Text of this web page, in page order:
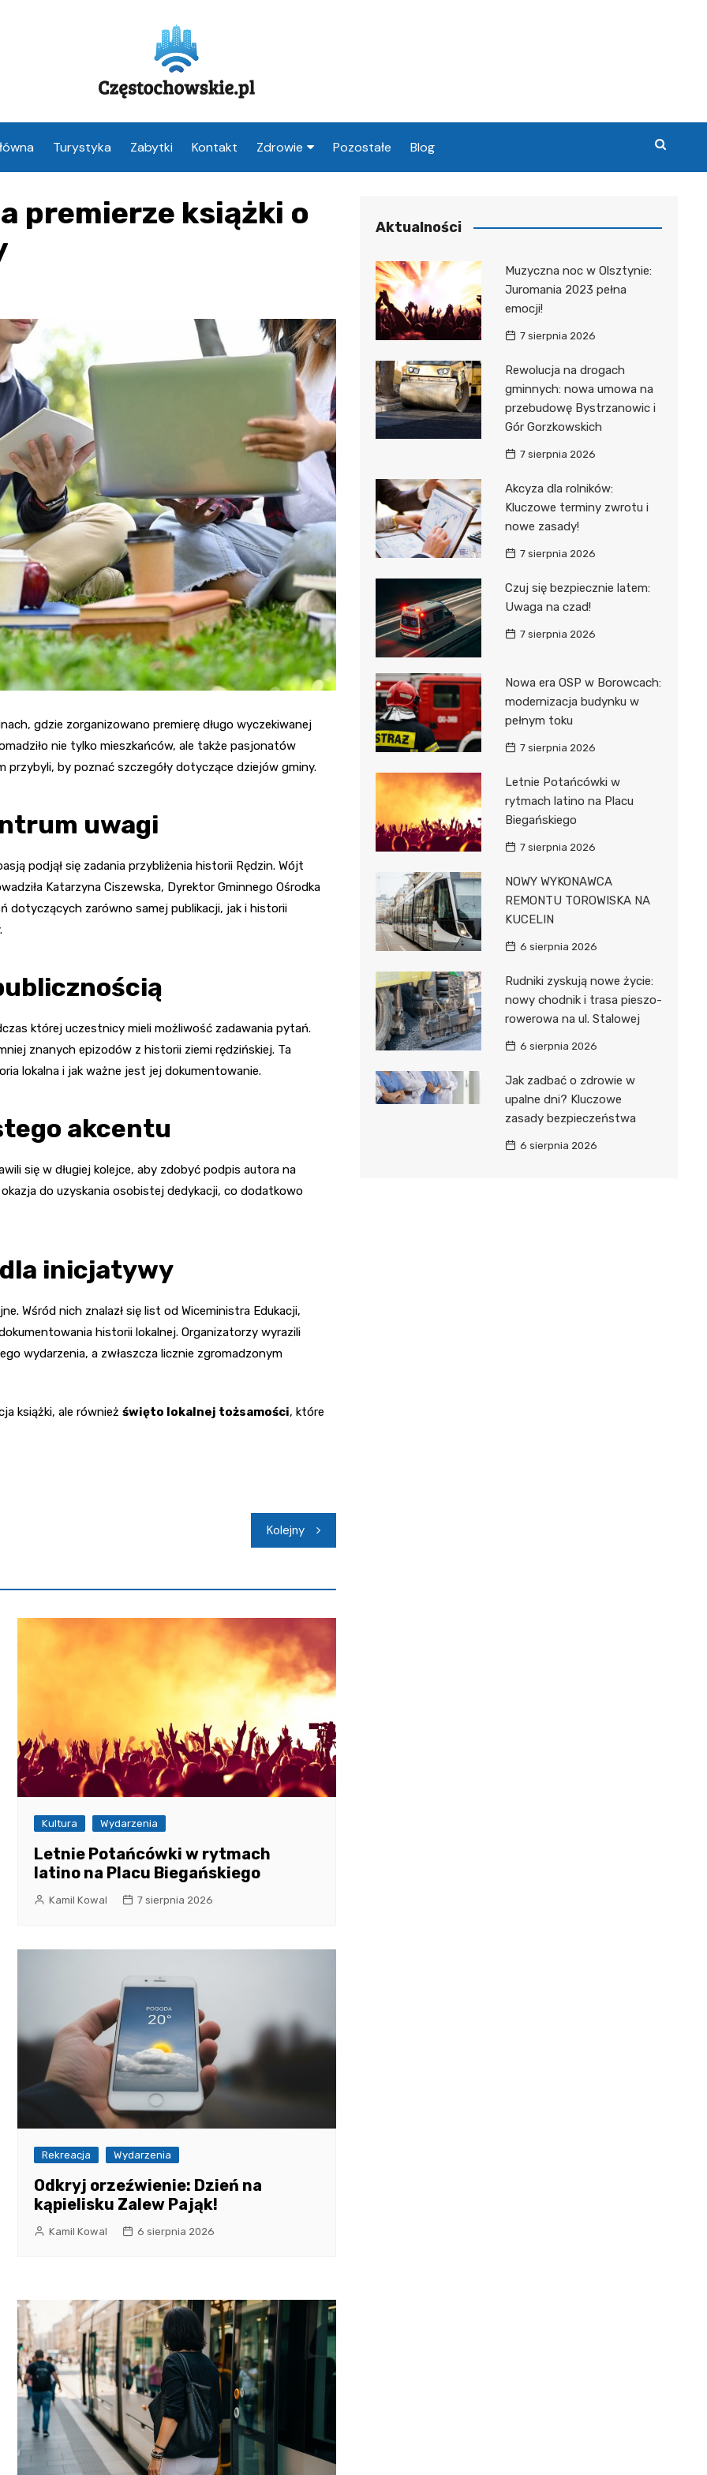
Turystyka Zabytki Kontakt Zdrowie
Weterynarz
Lekarz Częstochowa
Częstochowa
Pozostałe Blog
premierze książki o
gdzie zorganizowano premierę długo wyczekiwanej
nie tylko mieszkańców, ale także pasjonatów
by poznać szczegóły dotyczące dziejów gminy.
uwagi
podjął się zadania przybliżenia historii Rędzin. Wójt
Katarzyna Ciszewska, Dyrektor Gminnego Ośrodka
dotyczących zarówno samej publikacji, jak i historii
której uczestnicy mieli możliwość zadawania pytań.
znanych epizodów z historii ziemi rędzińskiej. Ta
lokalna i jak ważne jest jej dokumentowanie.
akcentu
się w długiej kolejce, aby zdobyć podpis autora na
do uzyskania osobistej dedykacji, co dodatkowo
inicjatywy
Wśród nich znalazł się list od Wiceministra Edukacji,
historii lokalnej. Organizatorzy wyrazili
wydarzenia, a zwłaszcza licznie zgromadzonym
książki, ale również święto lokalnej tożsamości, które
Kolejny
Kultura Wydarzenia
Letnie Potańcówki w rytmach
latino na Placu Biegańskiego
Kamil Kowal 7 sierpnia 2026
Rekreacja Wydarzenia
Odkryj orzeźwienie: Dzień na
kąpielisku Zalew Pająk!
Kamil Kowal 6 sierpnia 2026
Aktualności
Muzyczna noc w Olsztynie:
Juromania 2023 pełna
emocji!
7 sierpnia 2026
Rewolucja na drogach
gminnych: nowa umowa na
przebudowę Bystrzanowic i
Gór Gorzkowskich
7 sierpnia 2026
Akcyza dla rolników:
Kluczowe terminy zwrotu i
nowe zasady!
7 sierpnia 2026
Czuj się bezpiecznie latem:
Uwaga na czad!
7 sierpnia 2026
Nowa era OSP w Borowcach:
modernizacja budynku w
pełnym toku
7 sierpnia 2026
Letnie Potańcówki w
rytmach latino na Placu
Biegańskiego
7 sierpnia 2026
NOWY WYKONAWCA
REMONTU TOROWISKA NA
KUCELIN
6 sierpnia 2026
Rudniki zyskują nowe życie:
nowy chodnik i trasa pieszo-
rowerowa na ul. Stalowej
6 sierpnia 2026
Jak zadbać o zdrowie w
upalne dni? Kluczowe
zasady bezpieczeństwa
6 sierpnia 2026